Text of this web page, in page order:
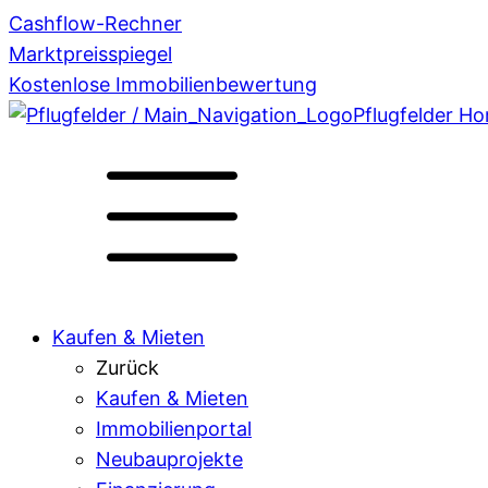
Cashflow-Rechner
Marktpreisspiegel
Kostenlose Immobilienbewertung
Pflugfelder
Kaufen & Mieten
Zurück
Kaufen & Mieten
Immobilienportal
Neubauprojekte